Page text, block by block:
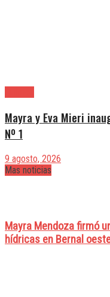
Mayra y Eva Mieri
Nº 1
9 agosto, 2026
Mas noticias
Mayra Mendoza firmó
hídricas en Bernal